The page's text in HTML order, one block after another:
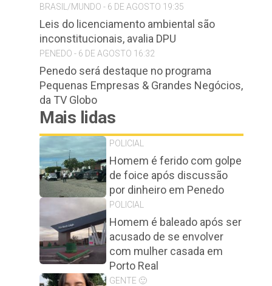
BRASIL/MUNDO - 6 DE AGOSTO 19:35
Leis do licenciamento ambiental são
inconstitucionais, avalia DPU
PENEDO - 6 DE AGOSTO 16:32
Penedo será destaque no programa
Pequenas Empresas & Grandes Negócios,
da TV Globo
Mais lidas
POLICIAL
Homem é ferido com golpe
de foice após discussão
por dinheiro em Penedo
POLICIAL
Homem é baleado após ser
acusado de se envolver
com mulher casada em
Porto Real
GENTE 🙂